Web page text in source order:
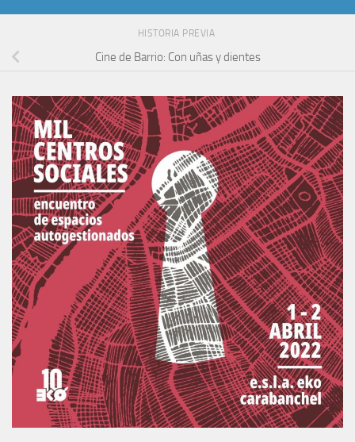
HISTORIA PREVIA
Cine de Barrio: Con uñas y dientes